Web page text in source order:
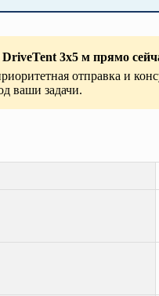
DriveTent 3х5 м прямо
отправка и
ваши задачи.